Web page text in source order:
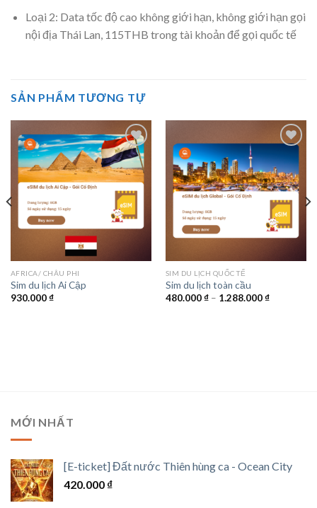
Loại 2: Data tốc độ cao không giới hạn, không giới hạn gọi
nội địa Thái Lan, 115THB trong tài khoản để gọi quốc tế
SẢN PHẨM TƯƠNG TỰ
Add to wishlist
AFRICA/ CHÂU PHI
Sim du lịch Ai Cập
930.000₫
Add to wishlist
SIM DU LỊCH QUỐC TẾ
Sim du lịch toàn cầu
480.000₫ – 1.288.000₫Khoảng
MỚI NHẤT
[E-ticket] Đất nước Thiên hùng ca - Ocean City
420.000 ₫